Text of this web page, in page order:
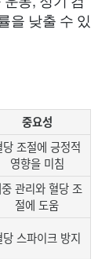
을 낮출 수 있
중요성
당 조절에 긍정적
영향을 미침
관리와 혈당 조
절에 도움
당 스파이크 방지